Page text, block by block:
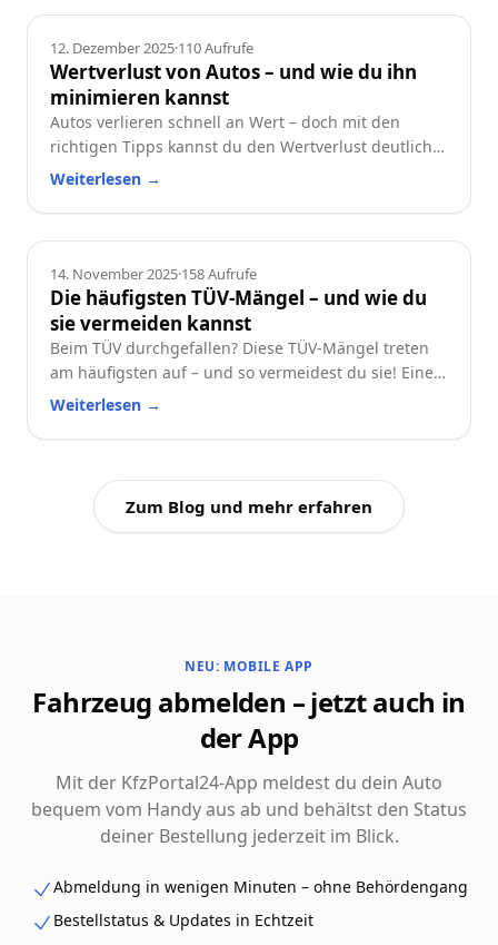
Ratgeber
12. Dezember 2025·110Aufrufe
Wertverlust von Autos – und wie du ihn
minimieren kannst
Autos verlieren schnell an Wert – doch mit den
richtigen Tipps kannst du den Wertverlust deutlich
reduzieren. Erfahre, welche Faktoren besonders
wertstabil hältst.
Weiterlesen →
Ratgeber
14. November 2025·158Aufrufe
Die häufigsten TÜV-Mängel – und wie du
sie vermeiden kannst
Beim TÜV durchgefallen? Diese TÜV-Mängel treten
am häufigsten auf – und so vermeidest du sie! Eine
praktische Checkliste für alle Autofahrer.
Weiterlesen →
Zum Blog und mehr erfahren
NEU: MOBILE APP
Fahrzeug abmelden – jetzt auch in
der App
Mit der KfzPortal24-App meldest du dein Auto
bequem vom Handy aus ab und behältst den Status
deiner Bestellung jederzeit im Blick.
Abmeldung in wenigen Minuten – ohne Behördengang
Bestellstatus & Updates in Echtzeit